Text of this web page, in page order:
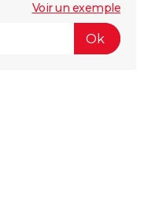
Voir un exemple